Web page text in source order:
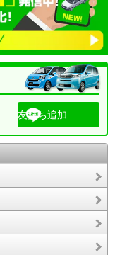
友だち追加